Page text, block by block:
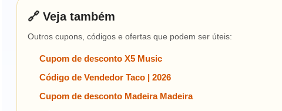
🔗 Veja também
Outros cupons, códigos e ofertas que podem ser úteis:
Cupom de desconto X5 Music
Código de Vendedor Taco | 2026
Cupom de desconto Madeira Madeira